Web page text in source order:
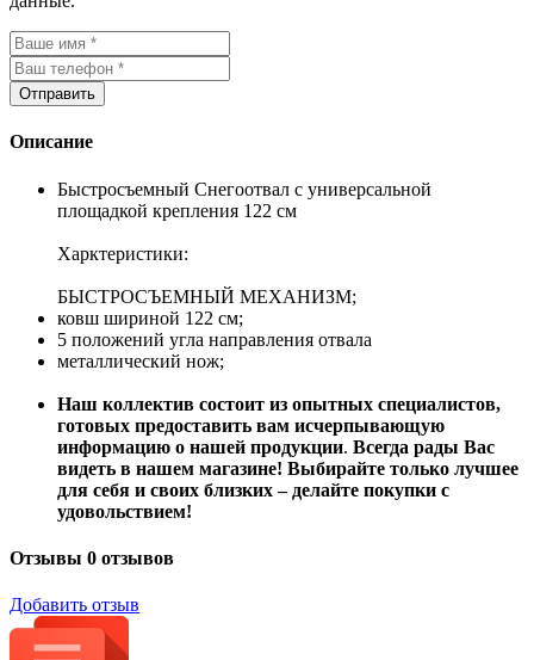
Отправить
Описание
Быстросъемный Снегоотвал с универсальной
площадкой крепления 122 см
Харктеристики:
БЫСТРОСЪЕМНЫЙ МЕХАНИЗМ;
ковш шириной 122 см;
5 положений угла направления отвала
металлический нож;
Наш коллектив состоит из опытных специалистов,
готовых предоставить вам исчерпывающую
информацию о нашей продукции. Всегда рады Вас
видеть в нашем магазине! Выбирайте только лучшее
для себя и своих близких – делайте покупки с
удовольствием!
Отзывы 0 отзывов
Добавить отзыв